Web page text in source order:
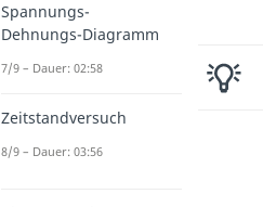
Spannungs-
Dehnungs-Diagramm
7/9 – Dauer: 02:58
Zeitstandversuch
8/9 – Dauer: 03:56